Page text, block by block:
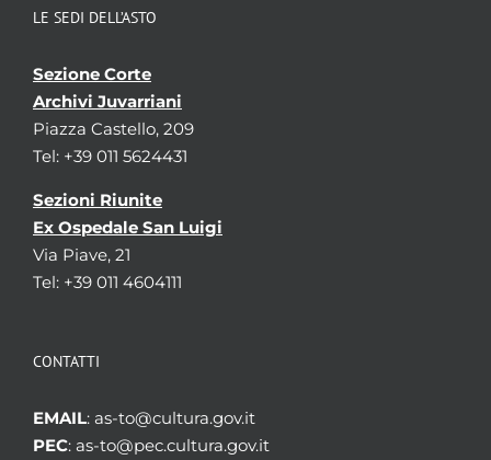
LE SEDI DELL’ASTO
Sezione Corte
Archivi Juvarriani
Piazza Castello, 209
Tel: +39 011 5624431
Sezioni Riunite
Ex Ospedale San Luigi
Via Piave, 21
Tel: +39 011 4604111
CONTATTI
EMAIL: as-to@cultura.gov.it
PEC: as-to@pec.cultura.gov.it